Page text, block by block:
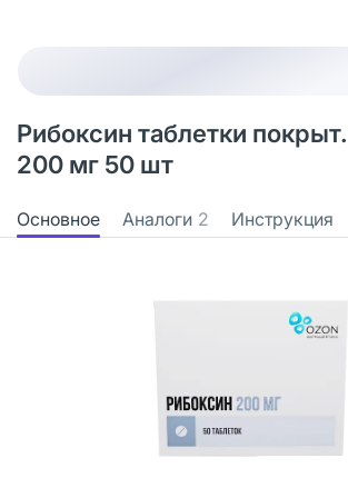
Рибоксин таблетки
200 мг 50 шт
Основное Аналоги 2 Инструкция